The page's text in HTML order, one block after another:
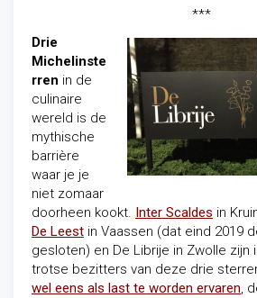
***
Drie
Michelinste
rren in de
culinaire
wereld is de
mythische
barrière
waar je je
niet zomaar
doorheen kookt. Inter Scaldes in
De Leest in Vaassen (dat eind 2019
gesloten) en De Librije in Zwolle zijn
trotse bezitters van deze drie
wel eens als last te worden ervaren,